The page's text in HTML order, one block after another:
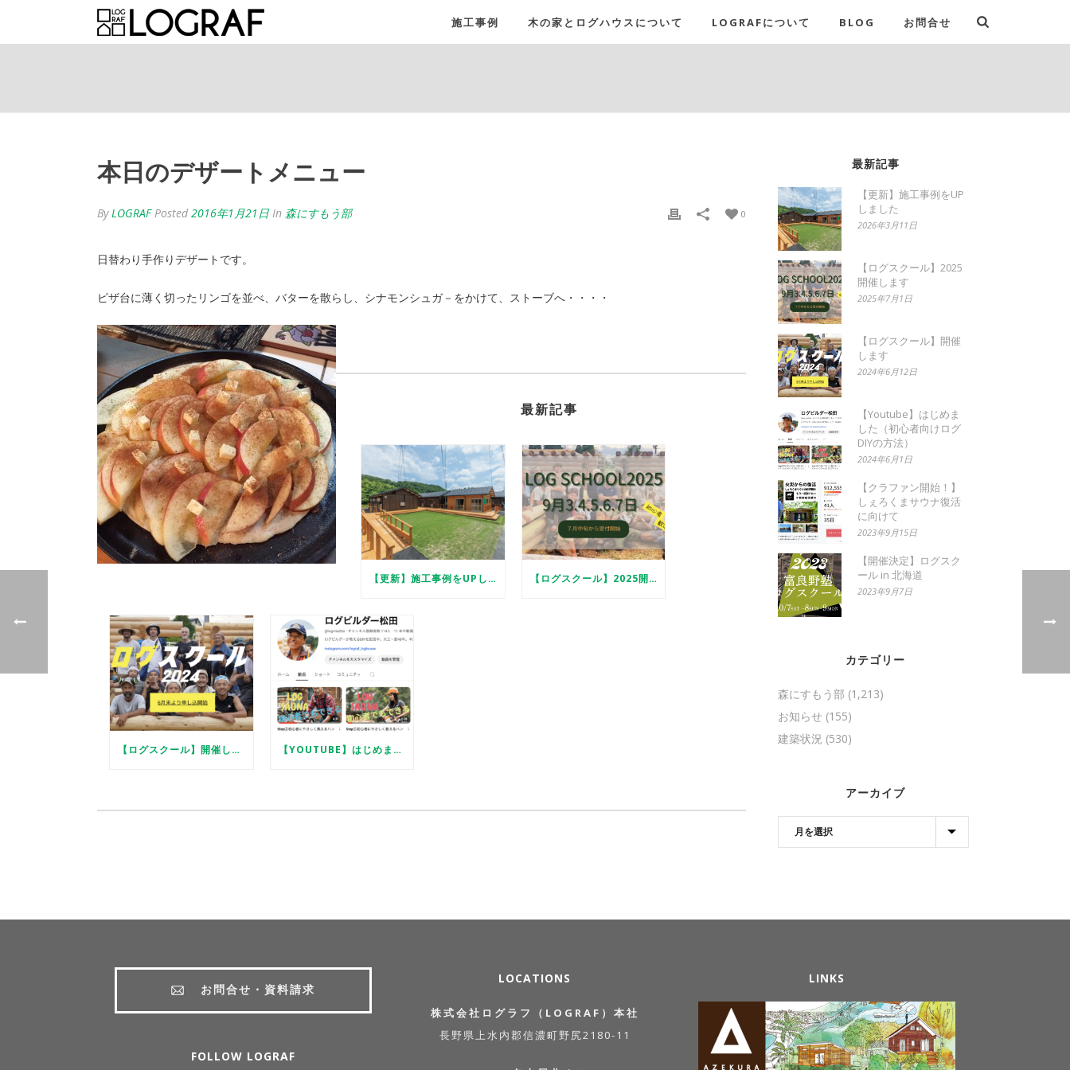
施工事例 木の家とログハウスについて LOGRAFについて BLOG お問合せ
本日のデザートメニュー
ByLOGRAF Posted 2016年1月21日 In 森にすもう部 0
日替わり手作りデザートです。
ピザ台に薄く切ったリンゴを並べ、バターを散らし、シナモンシュガ－をかけて、ストーブへ・・・・
最新記事
【更新】施工事例をUPしました 【ログスクール】2025開催します
【ログスクール】開催します 【YOUTUBE】はじめました（初心者向けログDIYの方法）
最新記事
【更新】施工事例をUP
しました
2026年3月11日
【ログスクール】2025
開催します
2025年7月1日
【ログスクール】開催
します
2024年6月12日
【Youtube】はじめま
した（初心者向けログ
DIYの方法）
2024年6月1日
【クラファン開始！】
しぇろくまサウナ復活
に向けて
2023年9月15日
【開催決定】ログスク
ール in 北海道
2023年9月7日
カテゴリー
森にすもう部 (1,213)
お知らせ (155)
建築状況 (530)
アーカイブ
お問合せ・資料請求
FOLLOW LOGRAF
LOCATIONS
株式会社ログラフ（LOGRAF）本社
長野県上水内郡信濃町野尻2180-11
LINKS